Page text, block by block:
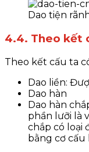
Dao tiện
4.4. Theo kết
Theo kết cấu ta
Dao liền:
Dao hàn
Dao hàn
phần lưỡi là
chắp có loại
bằng cơ cấu